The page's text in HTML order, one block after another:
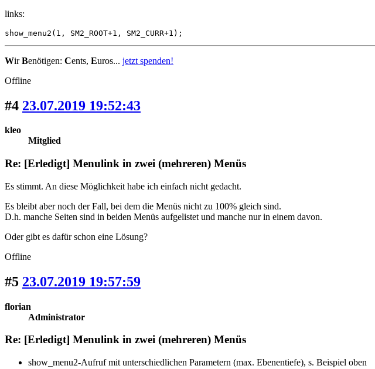
links:
show_menu2(1, SM2_ROOT+1, SM2_CURR+1);
WirBenötigen: Cents, Euros... jetzt spenden!
Offline
#4 23.07.2019 19:52:43
kleo
Mitglied
Re: [Erledigt] Menulink in zwei (mehreren) Menüs
Es stimmt. An diese Möglichkeit habe ich einfach nicht gedacht.
Es bleibt aber noch der Fall, bei dem die Menüs nicht zu 100% gleich sind.
D.h. manche Seiten sind in beiden Menüs aufgelistet und manche nur in einem davon.
Oder gibt es dafür schon eine Lösung?
Offline
#5 23.07.2019 19:57:59
florian
Administrator
Re: [Erledigt] Menulink in zwei (mehreren) Menüs
show_menu2-Aufruf mit unterschiedlichen Parametern (max. Ebenentiefe), s. Beispiel oben